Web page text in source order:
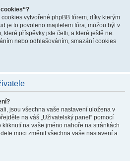
cookies vytvořené phpBB fórem, díky kterým
je to povoleno majitelem fóra, můžou být v
které příspěvky jste četli, a které ještě ne.
nebo odhlašováním, smazání cookies
jsou všechna vaše nastavení uložena v
na váš „Uživatelský panel“ pomocí
na vaše jméno nahoře na stránkách
moci změnit všechna vaše nastavení a